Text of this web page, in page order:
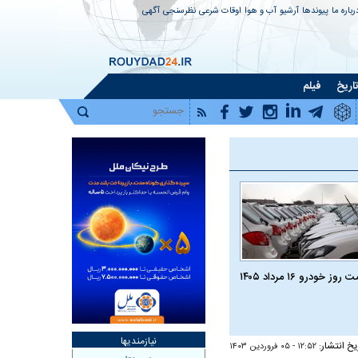
ما پیوندها آرشیو آب و هوا اوقات شرعی نظرسنجی آگهی
تاریخ فیلم
خودرو ۱۶ مرداد ۱۴۰۵
انتشار: ۱۲:۵۲ - ۰۵ فروردين ۱۴۰۳ نیازمندیها